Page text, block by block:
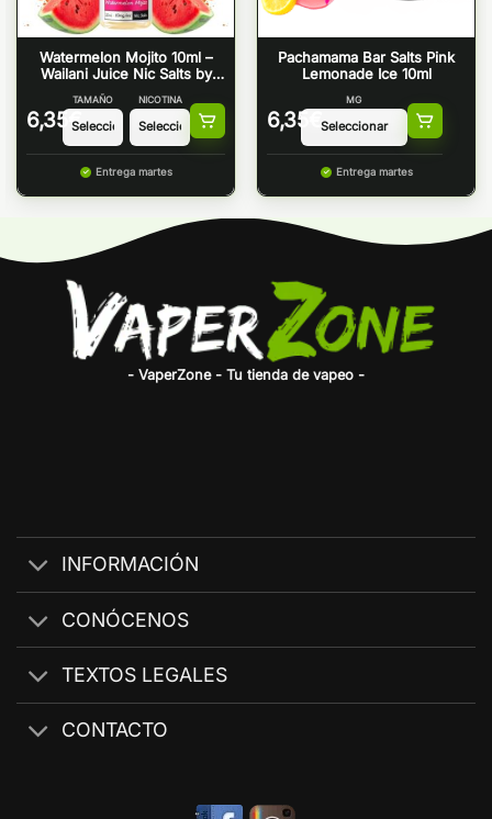
Watermelon Mojito 10ml –
Wailani Juice Nic Salts by
Bombo
6,35 €
TAMAÑO NICOTINA
Entrega martes
Pachamama Bar Salts Pink
Lemonade Ice 10ml
6,35 €
MG
Entrega martes
- VaperZone - Tu tienda de vapeo -
INFORMACIÓN
CONÓCENOS
TEXTOS LEGALES
CONTACTO